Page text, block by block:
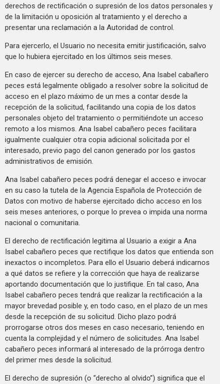
derechos de rectificación o supresión de los datos personales y
de la limitación u oposición al tratamiento y el derecho a
presentar una reclamación a la Autoridad de control.
Para ejercerlo, el Usuario no necesita emitir justificación, salvo
que lo hubiera ejercitado en los últimos seis meses.
En caso de ejercer su derecho de acceso, Ana Isabel cabañero
peces está legalmente obligado a resolver sobre la solicitud de
acceso en el plazo máximo de un mes a contar desde la
recepción de la solicitud, facilitando una copia de los datos
personales objeto del tratamiento o permitiéndote un acceso
remoto a los mismos. Ana Isabel cabañero peces facilitara
igualmente cualquier otra copia adicional solicitada por el
interesado, previo pago del canon generado por los gastos
administrativos de emisión.
Ana Isabel cabañero peces podrá denegar el acceso e invocar
en su caso la tutela de la Agencia Española de Protección de
Datos con motivo de haberse ejercitado dicho acceso en los
seis meses anteriores, o porque lo prevea o impida una norma
nacional o comunitaria.
El derecho de rectificación legitima al Usuario a exigir a Ana
Isabel cabañero peces que rectifique los datos que entienda son
inexactos o incompletos. Para ello el Usuario deberá indicarnos
a qué datos se refiere y la corrección que haya de realizarse
aportando documentación que lo justifique. En tal caso, Ana
Isabel cabañero peces tendrá que realizar la rectificación a la
mayor brevedad posible y, en todo caso, en el plazo de un mes
desde la recepción de su solicitud. Dicho plazo podrá
prorrogarse otros dos meses en caso necesario, teniendo en
cuenta la complejidad y el número de solicitudes. Ana Isabel
cabañero peces informará al interesado de la prórroga dentro
del primer mes desde la solicitud.
El derecho de supresión (o “derecho al olvido”) significa que el